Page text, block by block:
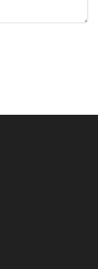
used-